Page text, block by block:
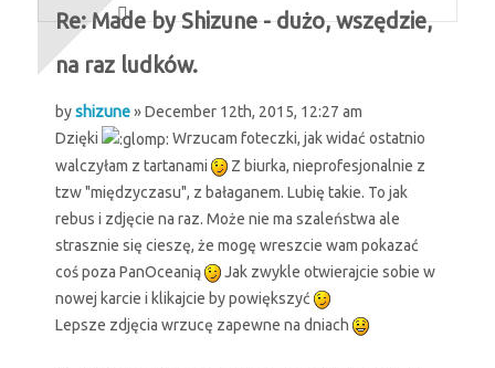
Re: Made by Shizune - dużo, wszędzie,
na raz ludków.
byshizune» December 12th, 2015, 12:27 am
Dzięki
Wrzucam foteczki, jak widać ostatnio
walczyłam z tartanami
Z biurka, nieprofesjonalnie z
tzw "międzyczasu", z bałaganem. Lubię takie. To jak
rebus i zdjęcie na raz. Może nie ma szaleństwa ale
strasznie się cieszę, że mogę wreszcie wam pokazać
coś poza PanOceanią
Jak zwykle otwierajcie sobie w
nowej karcie i klikajcie by powiększyć
Lepsze zdjęcia wrzucę zapewne na dniach